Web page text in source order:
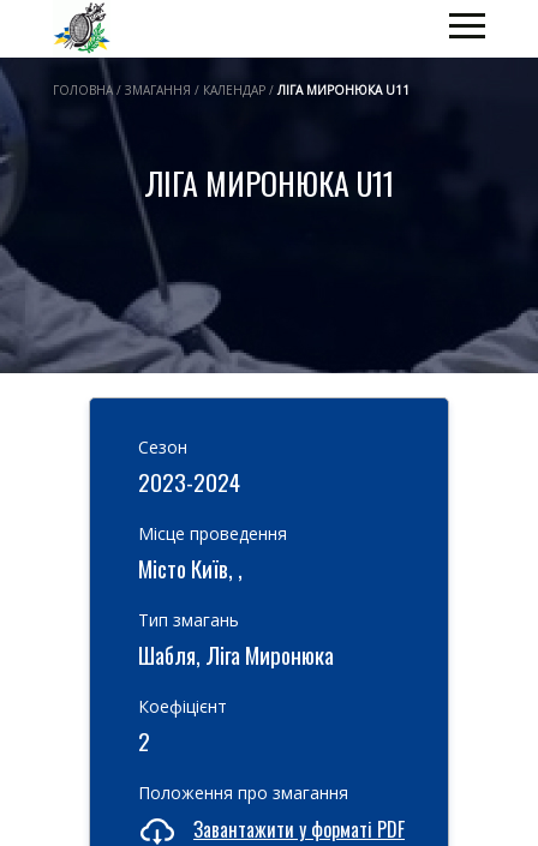
ГОЛОВНА / ЗМАГАННЯ / КАЛЕНДАР /ЛІГА МИРОНЮКА U11
ЛІГА МИРОНЮКА U11
Cезон
2023-2024
Місце проведення
Місто Київ, ,
Тип змагань
Шабля, Ліга Миронюка
Коефіцієнт
2
Положення про змагання
Завантажити у форматі PDF